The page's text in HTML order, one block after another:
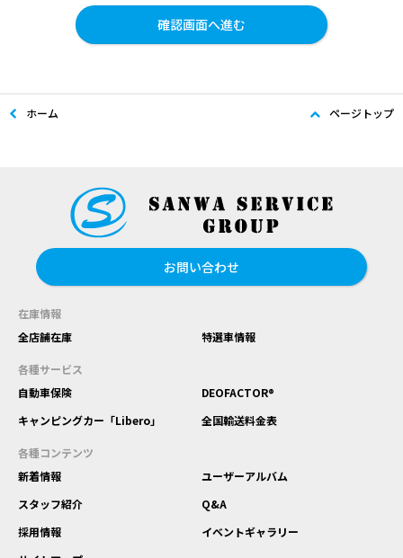
ホーム ページトップ
お問い合わせ
在庫情報
全店舗在庫
特選車情報
各種サービス
自動車保険
DEOFACTOR®
キャンピングカー「Libero」
全国輸送料金表
各種コンテンツ
新着情報
ユーザーアルバム
スタッフ紹介
Q&A
採用情報
イベントギャラリー